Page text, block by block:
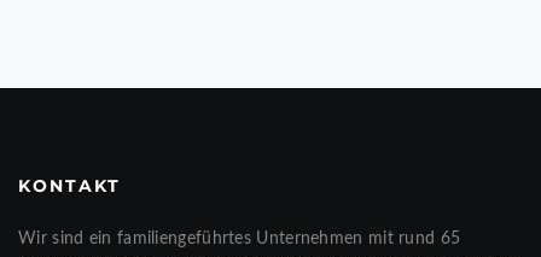
KONTAKT
Wir sind ein familiengeführtes Unternehmen mit rund 65